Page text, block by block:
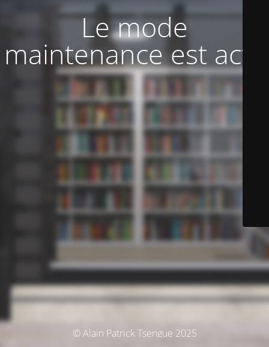
Le mode
maintenance est actif
© Alain Patrick Tsengue 2025